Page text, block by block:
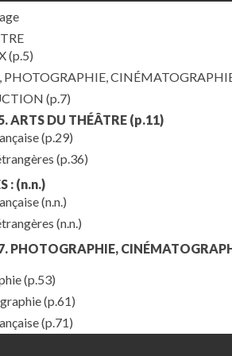
(p.5)
PHOTOGRAPHIE,
(p.7)
ARTS DU THÉÂTRE (p.11)
(p.29)
(p.36)
: (n.n.)
(n.n.)
(n.n.)
PHOTOGRAPHIE,
(p.53)
(p.61)
(p.71)